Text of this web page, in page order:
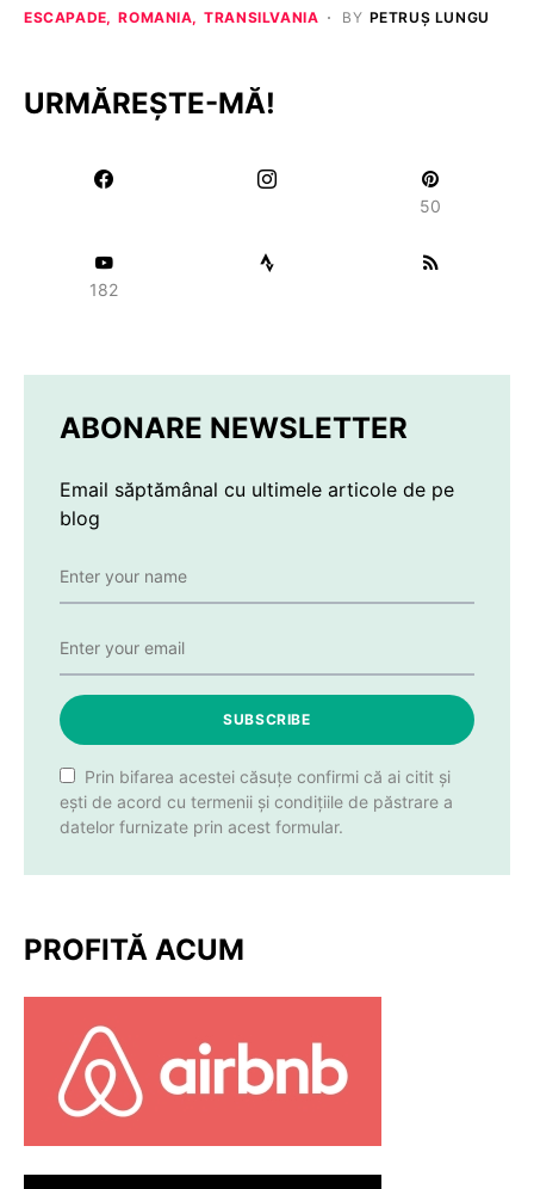
ESCAPADE ROMANIA TRANSILVANIA BY PETRUȘ LUNGU
URMĂREȘTE-MĂ!
50
182
ABONARE NEWSLETTER
Email săptămânal cu ultimele articole de pe
blog
SUBSCRIBE
Prin bifarea acestei căsuțe confirmi că ai citit și
ești de acord cu termenii și condițiile de păstrare a
datelor furnizate prin acest formular.
PROFITĂ ACUM